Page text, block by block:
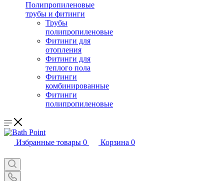
Полипропиленовые
трубы и фитинги
Трубы
полипропиленовые
Фитинги для
отопления
Фитинги для
теплого пола
Фитинги
комбинированные
Фитинги
полипропиленовые
Избранные товары 0 Корзина 0